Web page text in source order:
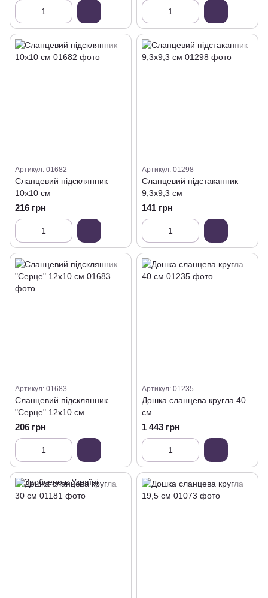
Артикул: 01682
Сланцевий підсклянник
10х10 см
216 грн
Артикул: 01298
Сланцевий підстаканник
9,3х9,3 см
141 грн
Артикул: 01683
Сланцевий підсклянник
"Серце" 12х10 см
206 грн
Артикул: 01235
Дошка сланцева кругла 40
см
1 443 грн